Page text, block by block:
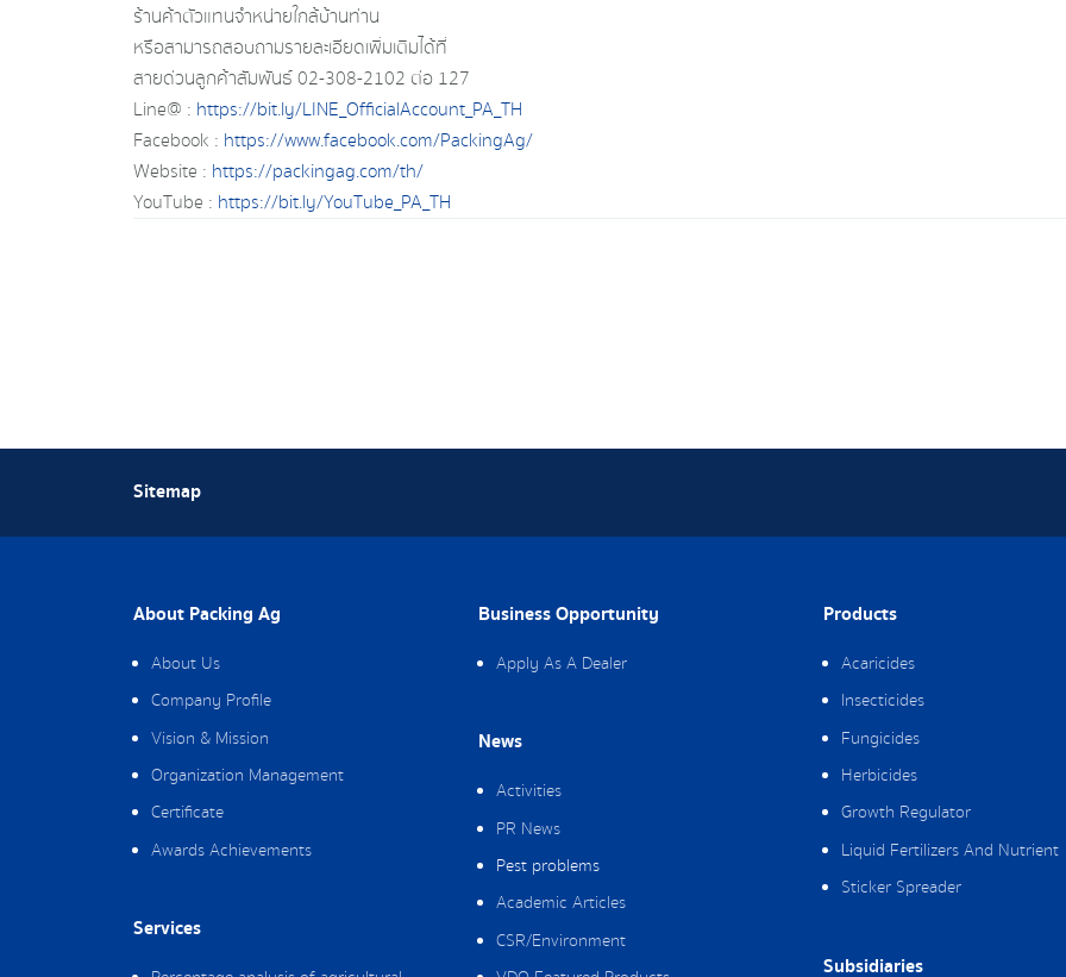
ร้านค้าตัวแทนจำหน่ายใกล้บ้านท่าน
หรือสามารถสอบถามรายละเอียดเพิ่มเติมได้ที่
สายด่วนลูกค้าสัมพันธ์ 02-308-2102 ต่อ 127
Line@ : https://bit.ly/LINE_OfficialAccount_PA_TH
Facebook : https://www.facebook.com/PackingAg/
Website : https://packingag.com/th/
YouTube : https://bit.ly/YouTube_PA_TH
Sitemap
About Packing Ag
About Us
Company Profile
Vision & Mission
Organization Management
Certificate
Awards Achievements
Services
Business Opportunity
Apply As A Dealer
News
Activities
PR News
Pest problems
Academic Articles
CSR/Environment
Products
Acaricides
Insecticides
Fungicides
Herbicides
Growth Regulator
Liquid Fertilizers And Nutrient
Sticker Spreader
Subsidiaries